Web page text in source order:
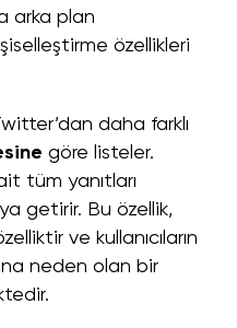
arka plan
özellikleri
daha farklı
göre listeler.
tüm yanıtları
getirir. Bu özellik,
ve kullanıcıların
neden olan bir